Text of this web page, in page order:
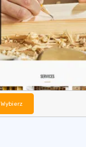
Wybierz